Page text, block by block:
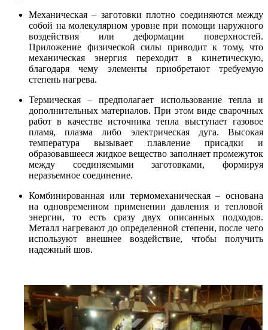
Механическая – заготовки плотно соединяются между
собой на молекулярном уровне при помощи наружного
воздействия или деформации поверхностей.
Приложение физической силы приводит к тому, что
механическая энергия переходит в кинетическую,
благодаря чему элементы приобретают требуемую
степень нагрева.
Термическая – предполагает использование тепла и
дополнительных материалов. При этом виде сварочных
работ в качестве источника тепла выступает газовое
пламя, плазма либо электрическая дуга. Высокая
температура вызывает плавление присадки и
образовавшееся жидкое вещество заполняет промежуток
между соединяемыми заготовками, формируя
неразъемное соединение.
Комбинированная или термомеханическая – основана
на одновременном применении давления и тепловой
энергии, то есть сразу двух описанных подходов.
Металл нагревают до определенной степени, после чего
используют внешнее воздействие, чтобы получить
надежный шов.